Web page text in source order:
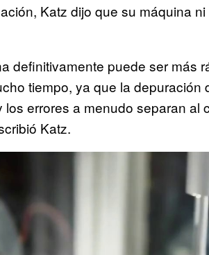
Katz dijo que su máquina
definitivamente puede ser más
tiempo, ya que la
los errores a menudo separan al
Katz.